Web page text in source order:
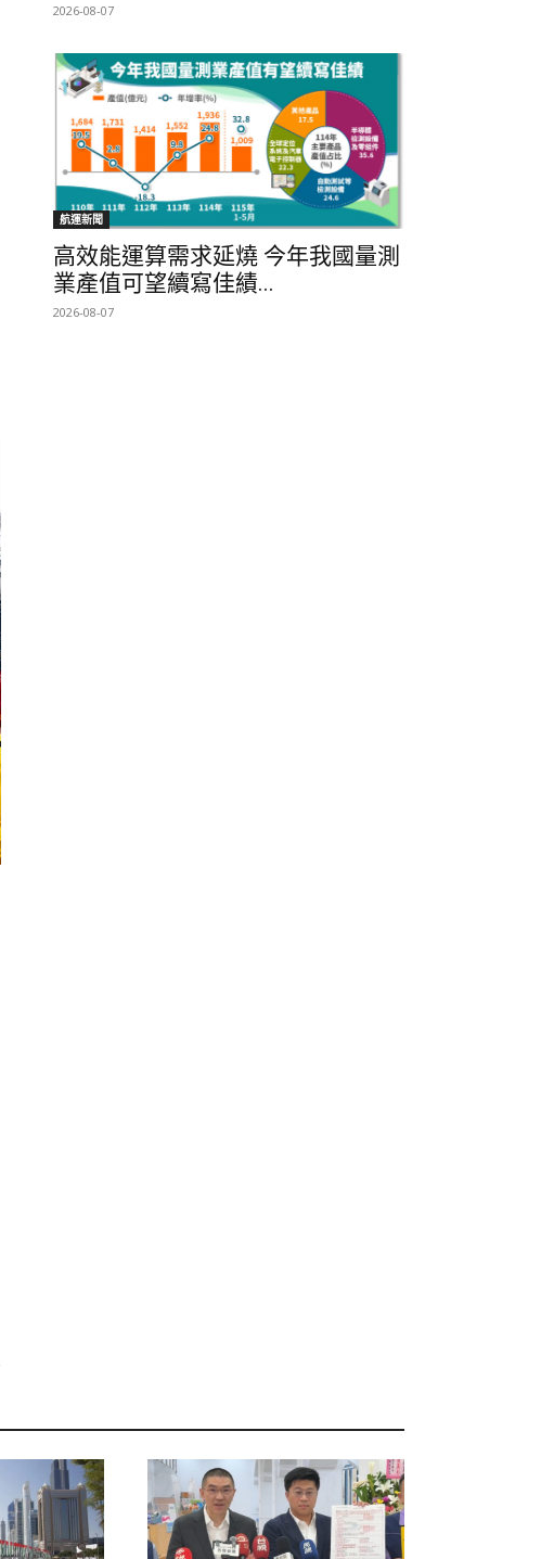
2026-08-07
航運新聞
高效能運算需求延燒 今年我國量測
業產值可望續寫佳績...
2026-08-07